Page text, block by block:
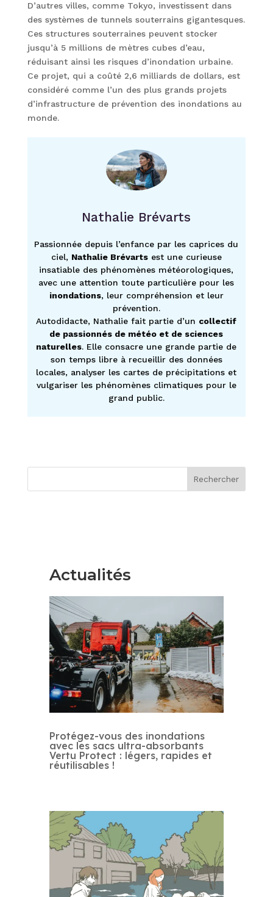
D’autres villes, comme Tokyo, investissent dans
des systèmes de tunnels souterrains gigantesques.
Ces structures souterraines peuvent stocker
jusqu’à 5 millions de mètres cubes d’eau,
réduisant ainsi les risques d’inondation urbaine.
Ce projet, qui a coûté 2,6 milliards de dollars, est
considéré comme l’un des plus grands projets
d’infrastructure de prévention des inondations au
monde.
Nathalie Brévarts
Passionnée depuis l’enfance par les caprices du
ciel, Nathalie Brévartsest une curieuse
insatiable des phénomènes météorologiques,
avec une attention toute particulière pour les
inondations, leur compréhension et leur
prévention.
Autodidacte, Nathalie fait partie d’un collectif
de passionnés de météo et de sciences
naturelles. Elle consacre une grande partie de
son temps libre à recueillir des données
locales, analyser les cartes de précipitations et
vulgariser les phénomènes climatiques pour le
grand public.
Rechercher
Actualités
Protégez-vous des inondations
avec les sacs ultra-absorbants
Vertu Protect : légers, rapides et
réutilisables !